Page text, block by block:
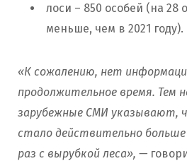
лоси – 850 особей (на 28
меньше, чем в 2021 году).
«К сожалению, нет
продолжительное время. Тем
зарубежные СМИ указывают,
стало действительно больше
раз с вырубкой леса», —